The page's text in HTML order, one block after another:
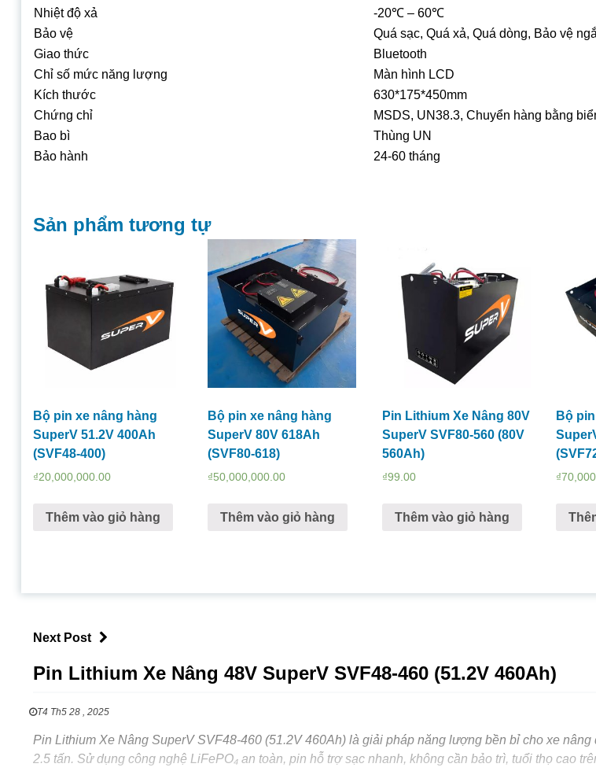
Nhiệt độ xả
-20℃ – 60℃
Bảo vệ
Quá sạc, Quá xả, Quá dòng, Bảo vệ
Giao thức
Bluetooth
Chỉ số mức năng lượng
Màn hình LCD
Kích thước
630*175*450mm
Chứng chỉ
MSDS, UN38.3, Chuyển hàng bằng
Bao bì
Thùng UN
Bảo hành
24-60 tháng
Sản phẩm tương tự
Bộ pin xe nâng hàng
SuperV 51.2V 400Ah
(SVF48-400)
₫20,000,000.00
Thêm vào giỏ hàng
Bộ pin xe nâng hàng
SuperV 80V 618Ah
(SVF80-618)
₫50,000,000.00
Thêm vào giỏ hàng
Pin Lithium Xe Nâng 80V
SuperV SVF80-560 (80V
560Ah)
₫99.00
Thêm vào giỏ hàng
Bộ
₫
Next Post
Pin Lithium Xe Nâng 48V SuperV SVF48-460 (51.2V 460Ah)
T4 Th5 28 , 2025
Pin Lithium Xe Nâng SuperV SVF48-460 (51.2V 460Ah) là giải pháp năng lượng bền bỉ cho xe nâng
2.5 tấn. Sử dụng công nghệ LiFePO₄ an toàn, pin hỗ trợ sạc nhanh, không cần bảo trì, tuổi thọ cao